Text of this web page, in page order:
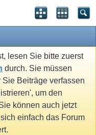
lesen Sie bitte zuerst
durch. Sie müssen
Sie Beiträge verfassen
um den
können auch jetzt
einfach das Forum